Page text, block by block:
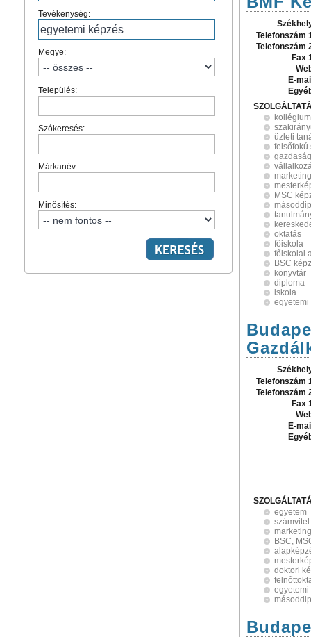
Tevékenység:
Megye:
Település:
Szókeresés:
Márkanév:
Minősítés:
Telefonszám
Telefonszám
Fax
E-
kollégium
üzleti
felsőfokú
marketing
MSC
oktatás
főiskola
főiskolai
BSC
könyvtár
diploma
iskola
egyetemi
Telefonszám
Telefonszám
Fax
E-
egyetem
számvitel
marketing
BSC,
doktori
egyetemi